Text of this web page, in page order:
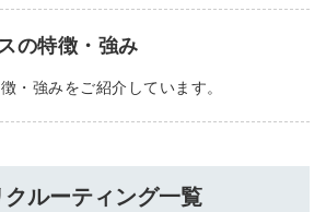
の特徴・強み
・強みをご紹介しています。
ルーティング一覧